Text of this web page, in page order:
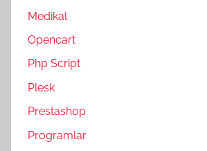
Medikal
Opencart
Php Script
Plesk
Prestashop
Programlar